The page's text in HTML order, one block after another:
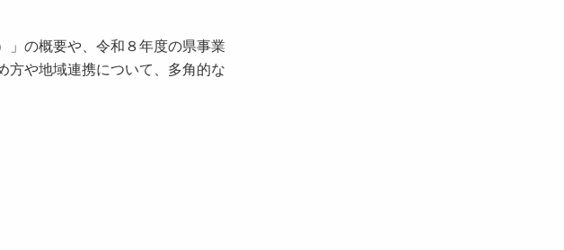
の概要や、令和８年度の県事業
方や地域連携について、多角的な